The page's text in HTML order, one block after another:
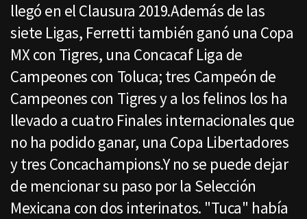
llegó en el Clausura 2019.Además de las
siete Ligas, Ferretti también ganó una Copa
MX con Tigres, una Concacaf Liga de
Campeones con Toluca; tres Campeón de
Campeones con Tigres y a los felinos los ha
llevado a cuatro Finales internacionales que
no ha podido ganar, una Copa Libertadores
y tres Concachampions.Y no se puede dejar
de mencionar su paso por la Selección
Mexicana con dos interinatos. "Tuca" había